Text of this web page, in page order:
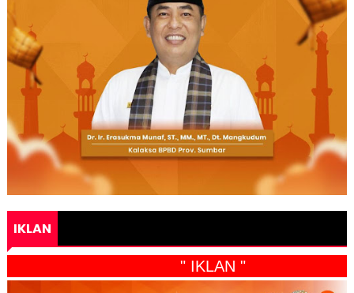
IKLAN
" IKLAN "